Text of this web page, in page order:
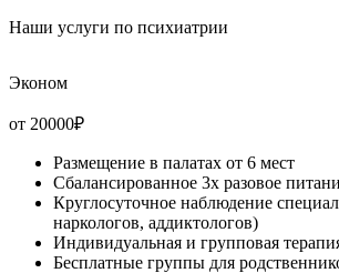
Наши услуги по психиатрии
Эконом
от 20000₽
Размещение в палатах от 6 мест
Сбалансированное 3х разовое
Круглосуточное наблюдение
наркологов, аддиктологов)
Индивидуальная и групповая
Бесплатные группы для